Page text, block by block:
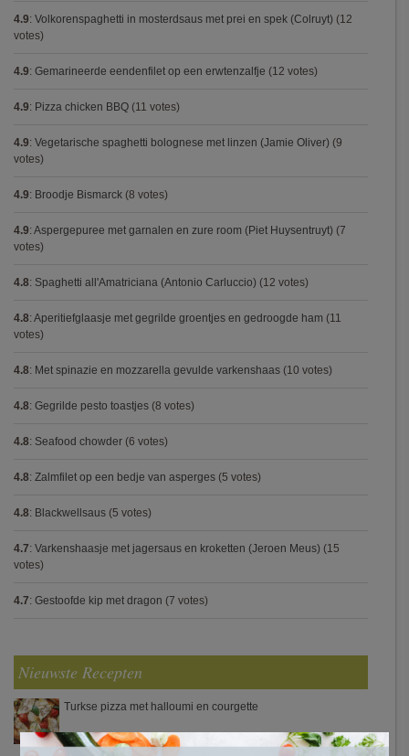
4.9: Volkorenspaghetti in mosterdsaus met prei en spek (Colruyt) (12
votes)
4.9: Gemarineerde eendenfilet op een erwtenzalfje (12 votes)
4.9: Pizza chicken BBQ (11 votes)
4.9: Vegetarische spaghetti bolognese met linzen (Jamie Oliver) (9
votes)
4.9: Broodje Bismarck (8 votes)
4.9: Aspergepuree met garnalen en zure room (Piet Huysentruyt) (7
votes)
4.8: Spaghetti all'Amatriciana (Antonio Carluccio) (12 votes)
4.8: Aperitiefglaasje met gegrilde groentjes en gedroogde ham (11
votes)
4.8: Met spinazie en mozzarella gevulde varkenshaas (10 votes)
4.8: Gegrilde pesto toastjes (8 votes)
4.8: Seafood chowder (6 votes)
4.8: Zalmfilet op een bedje van asperges (5 votes)
4.8: Blackwellsaus (5 votes)
4.7: Varkenshaasje met jagersaus en kroketten (Jeroen Meus) (15
votes)
4.7: Gestoofde kip met dragon (7 votes)
Nieuwste Recepten
Turkse pizza met halloumi en courgette
×